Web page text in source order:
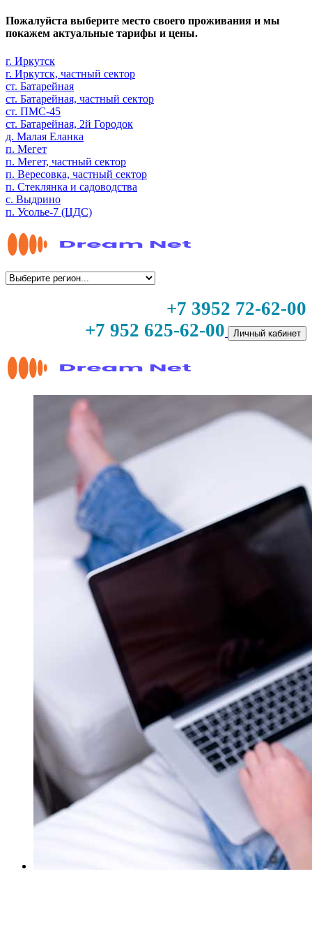
Пожалуйста выберите место своего проживания и мы
покажем актуальные тарифы и цены.
г. Иркутск
г. Иркутск, частный сектор
ст. Батарейная
ст. Батарейная, частный сектор
ст. ПМС-45
ст. Батарейная, 2й Городок
д. Малая Еланка
п. Мегет
п. Мегет, частный сектор
п. Вересовка, частный сектор
п. Стеклянка и садоводства
с. Выдрино
п. Усолье-7 (ЦДС)
+7 3952 72-62-00
+7 952 625-62-00
Личный кабинет